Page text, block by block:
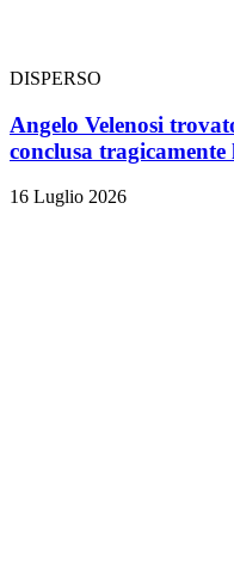
DISPERSO
Angelo Velenosi
conclusa
16 Luglio 2026